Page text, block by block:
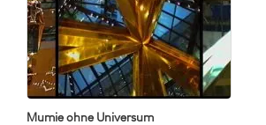
Mumie ohne Universum